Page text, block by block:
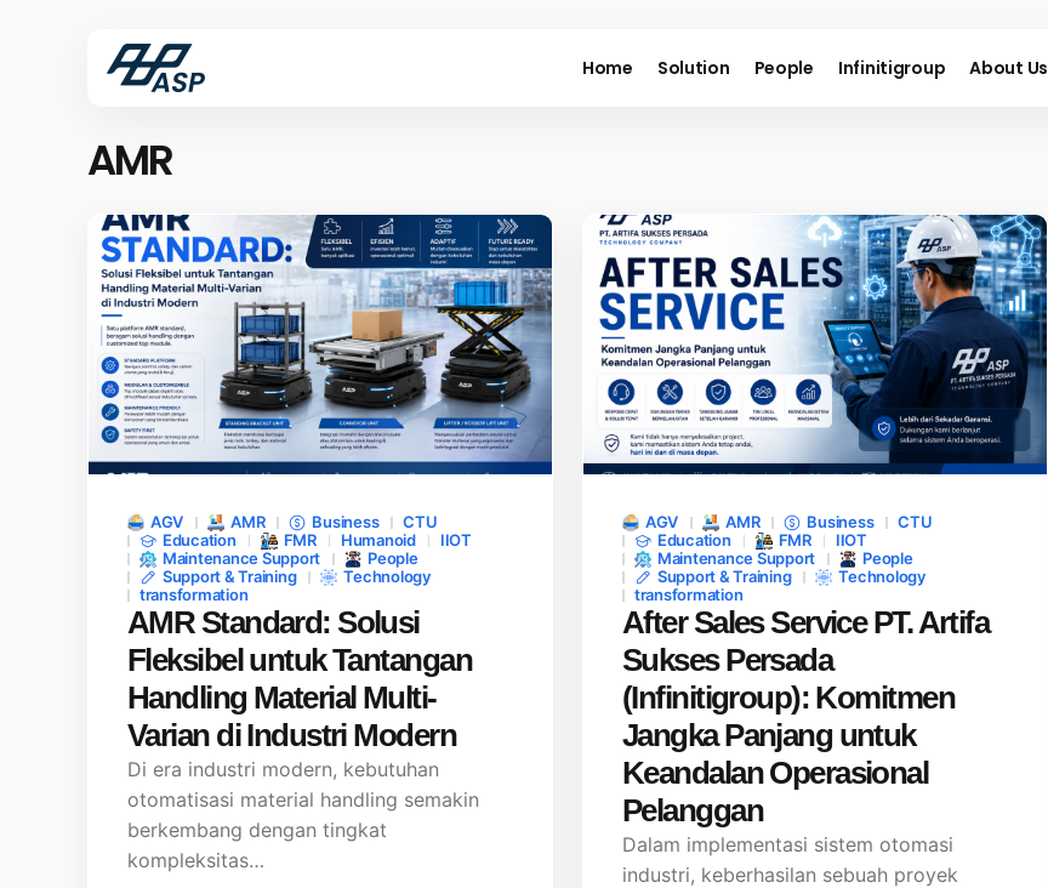
Home Solution People Infinitigroup About Us
AMR
AGV AMR Business
CTU
Education
FMR Humanoid
IIOT
Maintenance Support
People
Support & Training
Technology
transformation
AMR Standard: Solusi
Fleksibel untuk Tantangan
Handling Material Multi-
Varian di Industri Modern
Di era industri modern, kebutuhan
otomatisasi material handling semakin
berkembang dengan tingkat
kompleksitas…
AGV AMR Business
CTU
Education
FMR
IIOT
Maintenance Support
People
Support & Training
Technology
transformation
After Sales Service PT. Artifa
Sukses Persada
(Infinitigroup): Komitmen
Jangka Panjang untuk
Keandalan Operasional
Pelanggan
Dalam implementasi sistem otomasi
industri, keberhasilan sebuah proyek